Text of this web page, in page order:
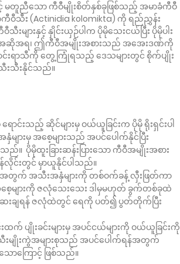
မတူညီသော ကီဝီမျိုးစိတ်နှစ်ခုဖြစ်သည့် အမာခံကီဝီ
ဝီသီး (Actinidia kolomikta) ကို ရည်ညွှန်း
များနှင့် နှိုင်းယှဉ်ပါက ပိုမိုသေးငယ်ပြီး ပိုမိုပါး
အဆိုအရ၊ ဤကီဝီအမျိုးအစားသည် အအေးဒဏ်ကို
ာင်းရာသီကို တွေ့ကြုံရသည့် ဒေသများတွင် စိုက်ပျိုး
းသီးနိုင်သည်။
င်းသည့် ဆိုင်များမှ ဝယ်ယူခြင်းက ပိုမို ရိုးရှင်းပါ
းမှ အစေ့များသည် အပင်ပေါက်နိုင်ပြီး
ည်။ ပိုမိုထူးခြားဆန်းပြားသော ကီဝီအမျိုးအစား
န်လိုင်းတွင် မှာယူနိုင်ပါသည်။
က် အသီးအနှံများကို တစ်ဝက်ခန့် လှီးဖြတ်ကာ
များကို ဇလုံသေးသေး ဒါမှမဟုတ် ခွက်တစ်ခုထဲ
ဆေးချရန် ဇလုံထဲတွင် ရေကို ပတ်၍ ပွတ်တိုက်ပြီး
ပျိုးခင်းများမှ အပင်ငယ်များကို ဝယ်ယူခြင်းကို
ျိုးကွဲအများစုသည် အပင်ပေါက်ရန်အတွက်
ာကြောင့် ဖြစ်သည်။